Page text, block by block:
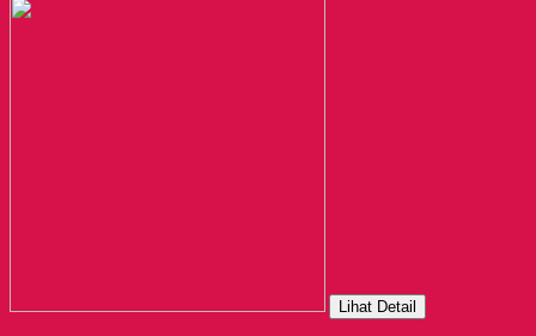
Lihat Detail